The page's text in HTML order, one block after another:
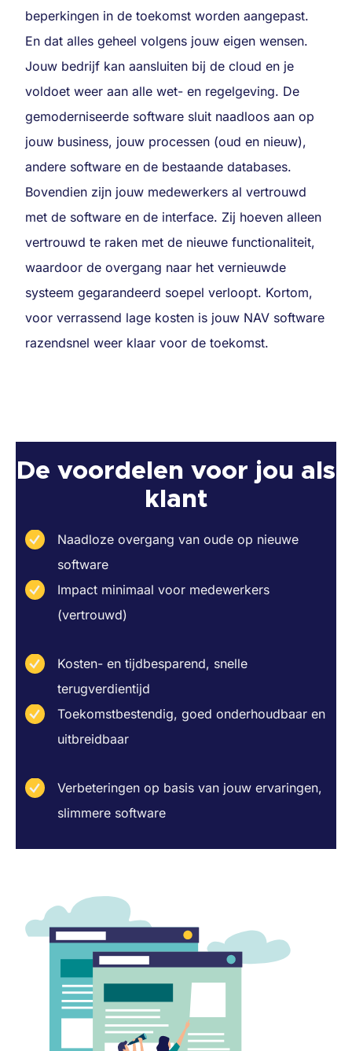
beperkingen in de toekomst worden aangepast.
En dat alles geheel volgens jouw eigen wensen.
Jouw bedrijf kan aansluiten bij de cloud en je
voldoet weer aan alle wet- en regelgeving. De
gemoderniseerde software sluit naadloos aan op
jouw business, jouw processen (oud en nieuw),
andere software en de bestaande databases.
Bovendien zijn jouw medewerkers al vertrouwd
met de software en de interface. Zij hoeven alleen
vertrouwd te raken met de nieuwe functionaliteit,
waardoor de overgang naar het vernieuwde
systeem gegarandeerd soepel verloopt. Kortom,
voor verrassend lage kosten is jouw NAV software
razendsnel weer klaar voor de toekomst.
De voordelen voor jou als
klant
Naadloze overgang van oude op nieuwe
software
Impact minimaal voor medewerkers
(vertrouwd)
Kosten- en tijdbesparend, snelle
terugverdientijd
Toekomstbestendig, goed onderhoudbaar en
uitbreidbaar
Verbeteringen op basis van jouw ervaringen,
slimmere software